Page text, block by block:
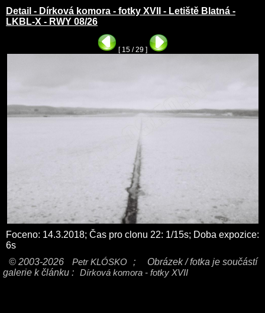
Detail - Dírková komora - fotky XVII - Letiště Blatná -
LKBL-X - RWY 08/26
[ 15 / 29 ]
Foceno: 14.3.2018; Čas pro clonu 22: 1/15s; Doba expozice:
6s
© 2003-2026
Petr KLÓSKO ;
Obrázek / fotka je součástí
galerie k článku : Dírková komora - fotky XVII